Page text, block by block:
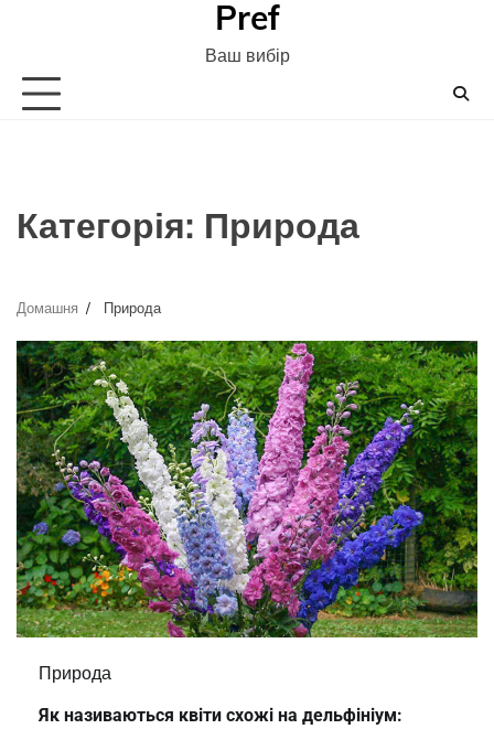
Pref
Ваш вибір
Категорія: Природа
Домашня Природа
Природа
Як називаються квіти схожі на дельфініум: